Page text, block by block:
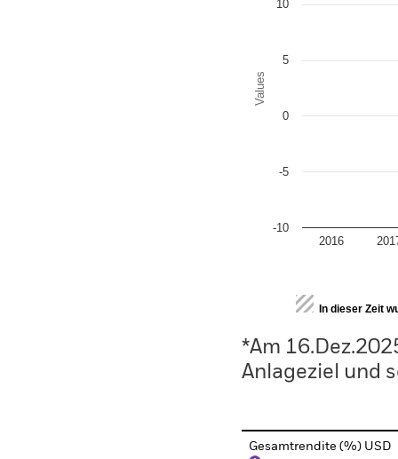
Values
2016
-10
-5
0
5
10
End of interactive chart.
In dieser Zeit
*Am
Anlageziel und
Gesamtrendite (%) USD